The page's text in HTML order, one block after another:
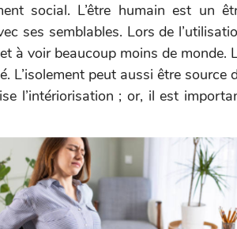
social. L’être humain est un
ses semblables. Lors de
à voir beaucoup moins de monde.
L’isolement peut aussi être source
l’intériorisation ; or, il est